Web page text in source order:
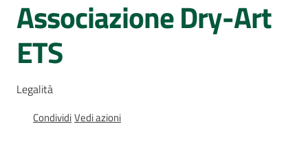
aperte
in
Assemblea
itineranti
Associazione Dry-Art
ETS
Legalità
CondividiVedi azioni